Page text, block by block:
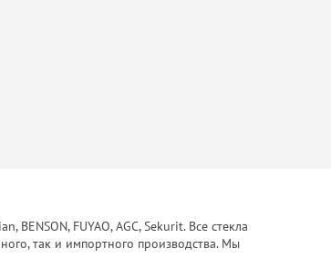
FUYAO, AGC, Sekurit. Все стекла
так и импортного производства. Мы